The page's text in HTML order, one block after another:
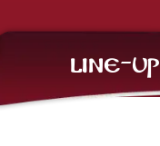
Line-Up